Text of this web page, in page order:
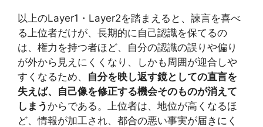
以上のLayer1・Layer2を踏まえると、諫言を喜べ
る上位者だけが、長期的に自己認識を保てるの
は、権力を持つ者ほど、自分の認識の誤りや偏り
が外から見えにくくなり、しかも周囲が迎合しや
すくなるため、 自分を映し返す鏡としての直言を
失えば、自己像を修正する機会そのものが消えて
しまう からである。上位者は、地位が高くなるほ
ど、情報が加工され、都合の悪い事実が届きにく